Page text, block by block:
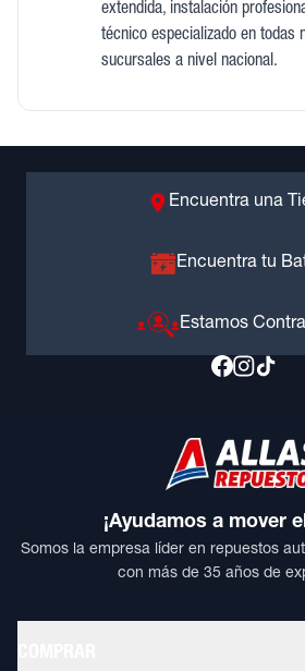
extendida, instalación
técnico especializado en todas
sucursales a nivel nacional.
Encuentra una
Encuentra tu
Estamos
¡Ayudamos a mover
Somos la empresa líder en repuestos
con más de 35 años de